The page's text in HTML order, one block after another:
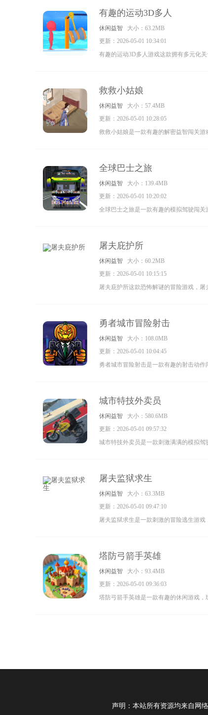
吧，不仅能感受游戏带来的欢乐，还能锻
维哦，喜欢闯关游戏的玩家们不要错过了。
有趣的运动3D多人
休闲益智
大小：63.2MB
更新：2026-05-01 10:34:01
有趣的运动3D多人游戏这款拥有多元化关
一款很休闲的摸鱼小游戏画面简约玩法变
富。
救救小姑娘
休闲益智
大小：57.4MB
更新：2026-05-01 10:28:05
救救小姑娘是一款有趣的解密益智闯关游
们的思维和头脑，喜欢解密闯关游戏的玩
快来下载试试吧，不要错过了哦。
全球巴士之旅
休闲益智
大小：139.4MB
更新：2026-05-01 10:20:02
全球巴士之旅是一款有趣的模拟驾驶闯关
沉浸在游戏中，体验驾驶的乐趣，喜欢闯
戏的玩家们快来试试吧。
屠夫庇护所
休闲益智
大小：60.2MB
更新：2026-05-01 10:15:15
屠夫庇护所这款恐怖解谜的冒险游戏，屠
找到线索来进行解谜很多道具都能灵活使
勇者城市冒险射击
休闲益智
大小：108.0MB
更新：2026-05-01 10:04:45
勇者城市冒险射击是一款有趣的射击动作
趣的关卡在等你，收集更多的武器和装备
强力的敌人吧，喜欢的玩家们不要犹豫了。
城市特技外卖员
休闲益智
大小：580.6MB
更新：2026-05-01 09:57:32
城市特技外卖员是一款刺激满满的模拟驾
解压的休闲挑战让玩家们玩起来就爱不释
喜欢模拟游戏的玩家们快来试试吧。
屠夫监狱求生
休闲益智
大小：63.3MB
更新：2026-05-01 09:47:10
屠夫监狱求生是一款刺激的冒险逃生游戏
快逃离这里，感兴趣的小伙伴不要犹豫了
来免费下载试试吧。
塔防弓箭手英雄
休闲益智
大小：93.4MB
更新：2026-05-01 09:36:03
塔防弓箭手英雄是一款有趣的休闲游戏，
声明：本站所有资源均来自网